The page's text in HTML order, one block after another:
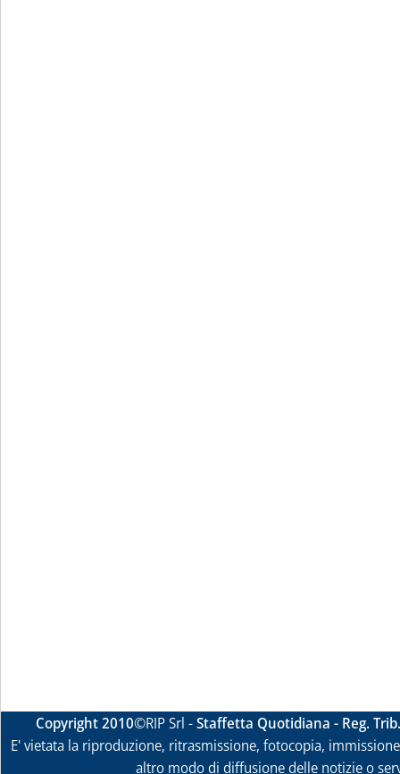
Copyright 2010©RIP Srl -Staffetta Quotidiana - Reg.
E' vietata la riproduzione, ritrasmissione, fotocopia,
altro modo di diffusione delle notizie o